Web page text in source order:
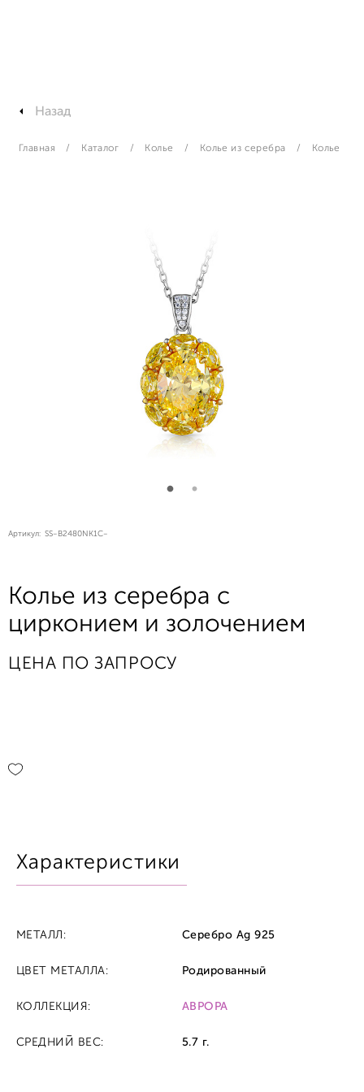
Назад
Главная Каталог Колье Колье из серебра Колье
Артикул: SS-B2480NK1C-
Колье из серебра с
цирконием и золочением
ЦЕНА ПО ЗАПРОСУ
Характеристики
МЕТАЛЛ: Серебро Ag 925
ЦВЕТ МЕТАЛЛА: Родированный
КОЛЛЕКЦИЯ: АВРОРА
СРЕДНИЙ ВЕС: 5.7 г.